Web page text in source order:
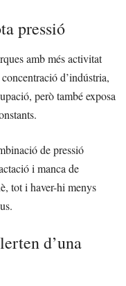
pressió
amb més activitat
d’indústria,
però també exposa
de pressió
i manca de
tot i haver-hi menys
d’una